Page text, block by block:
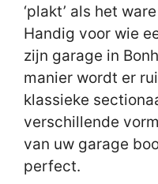
‘plakt’ als het
Handig voor wie
zijn garage in
manier wordt er
klassieke
verschillende
van uw garage
perfect.